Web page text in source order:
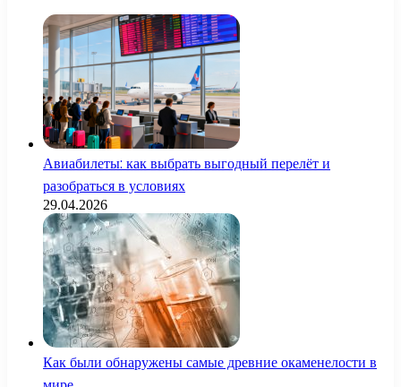
Авиабилеты: как выбрать выгодный перелёт и
разобраться в условиях
29.04.2026
Как были обнаружены самые древние окаменелости в